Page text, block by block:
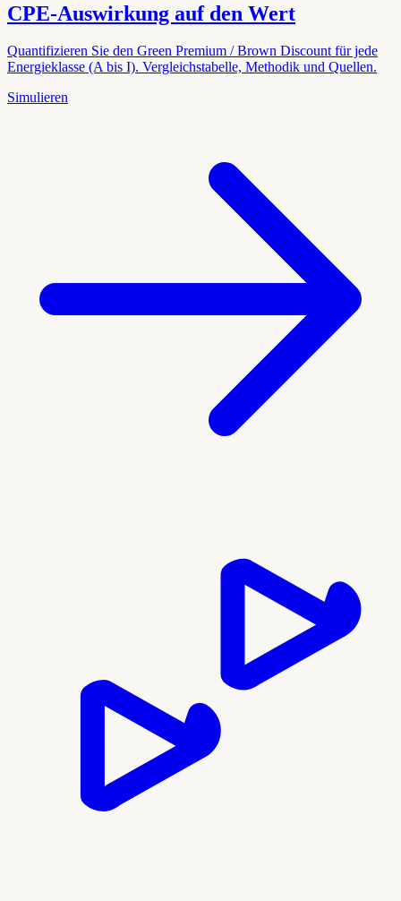
CPE-Auswirkung auf den Wert
Quantifizieren Sie den Green Premium / Brown Discount für jede
Energieklasse (A bis I). Vergleichstabelle, Methodik und Quellen.
Simulieren